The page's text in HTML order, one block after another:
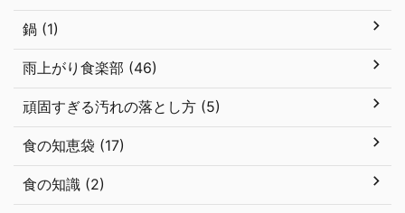
鍋 (1)
雨上がり食楽部 (46)
頑固すぎる汚れの落とし方 (5)
食の知恵袋 (17)
食の知識 (2)